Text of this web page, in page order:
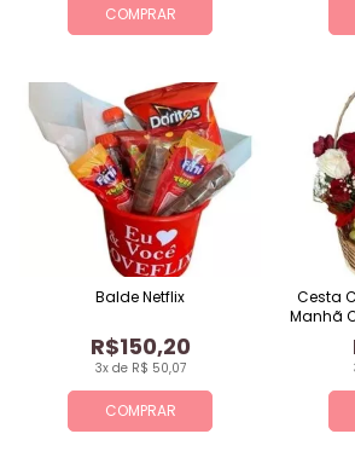
COMPRAR
COMPRAR
3x de R$ 50,07
R$150,20
Balde Netflix
Cesta
Manhã